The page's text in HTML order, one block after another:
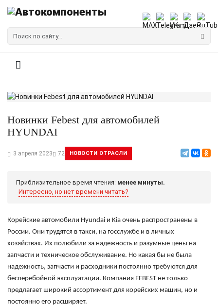
Новинки Febest для автомобилей
HYUNDAI
3 апреля 2023 72 НОВОСТИ ОТРАСЛИ
Приблизительное время чтения: менее минуты.
Интересно, но нет времени читать?
Корейские автомобили Hyundai и Kia очень распространены в
России. Они трудятся в такси, на госслужбе и в личных
хозяйствах. Их полюбили за надежность и разумные цены на
запчасти и техническое обслуживание. Но какая бы не была
надежность, запчасти и расходники постоянно требуются для
бесперебойной эксплуатации. Компания FEBEST не только
предлагает широкий ассортимент для корейских машин, но и
постоянно его расширяет.